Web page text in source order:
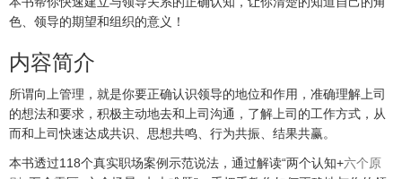
色、领导的期望和组织的意义！
内容简介
所谓向上管理，就是你要正确认识领导的地位和作用，准确理解上司
的想法和要求，积极主动地去和上司沟通，了解上司的工作方式，从
而和上司快速达成共识、思想共鸣、行为共振、结果共赢。
本书透过118个真实职场案例示范说法，通过解读“两个认知+六个原